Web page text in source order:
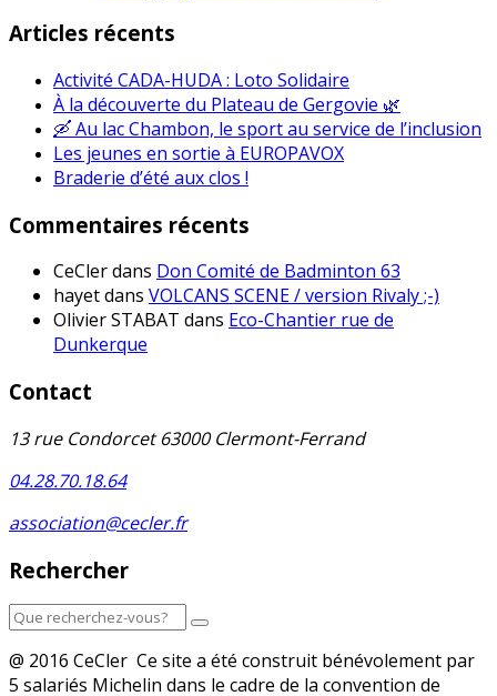
Articles récents
Activité CADA-HUDA : Loto Solidaire
À la découverte du Plateau de Gergovie 🌿
🛶 Au lac Chambon, le sport au service de l’inclusion
Les jeunes en sortie à EUROPAVOX
Braderie d’été aux clos !
Commentaires récents
CeClerdans Don Comité de Badminton 63
hayetdans VOLCANS SCENE / version Rivaly ;-)
Olivier STABAT dans Eco-Chantier rue de
Dunkerque
Contact
13 rue Condorcet 63000 Clermont-Ferrand
04.28.70.18.64
association@cecler.fr
Rechercher
@ 2016 CeCler Ce site a été construit bénévolement par
5 salariés Michelin dans le cadre de la convention de